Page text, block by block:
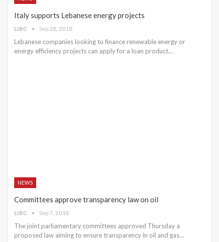
Italy supports Lebanese energy projects
LIBC Sep 28, 2018
Lebanese companies looking to finance renewable energy or
energy efficiency projects can apply for a loan product…
NEWS
Committees approve transparency law on oil
LIBC Sep 7, 2018
The joint parliamentary committees approved Thursday a
proposed law aiming to ensure transparency in oil and gas…